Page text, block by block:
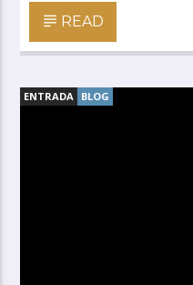
READ
ENTRADA BLOG